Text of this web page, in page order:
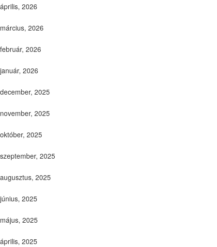
április, 2026
március, 2026
február, 2026
január, 2026
december, 2025
november, 2025
október, 2025
szeptember, 2025
augusztus, 2025
június, 2025
május, 2025
április, 2025